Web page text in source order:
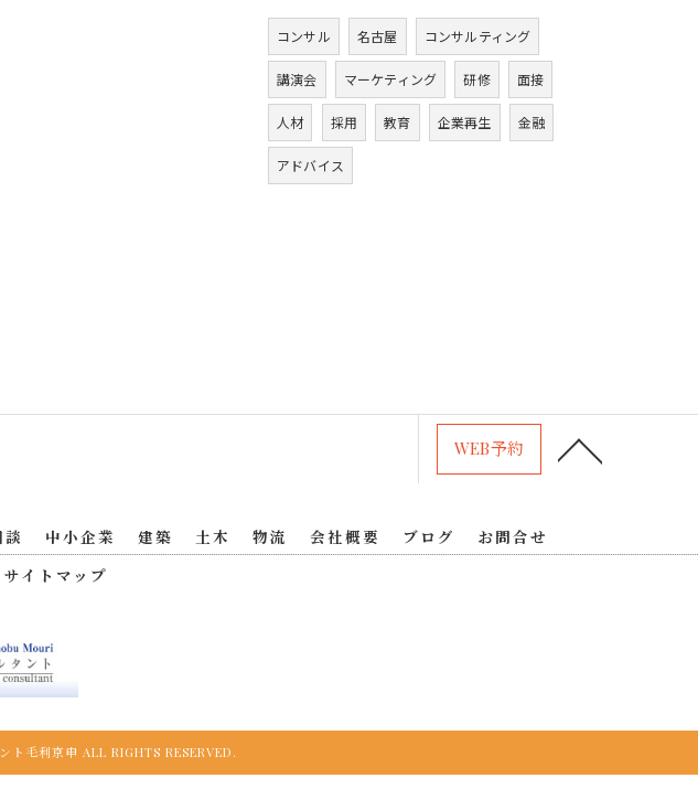
コンサル 名古屋 コンサルティング
講演会 マーケティング 研修 面接
人材 採用 教育 企業再生 金融
アドバイス
WEB予約
談 中小企業 建築 土木 物流 会社概要 ブログ
お問合せ
サイトマップ
ト毛利京申 ALL RIGHTS RESERVED.